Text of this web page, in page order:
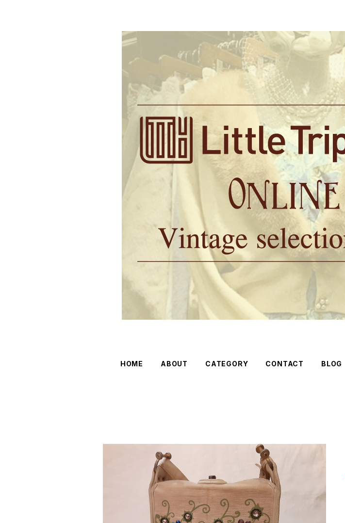
HOME ABOUT CATEGORY CONTACT BLOG